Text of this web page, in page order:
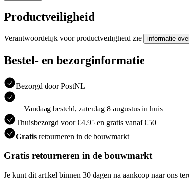
Productveiligheid
Verantwoordelijk voor productveiligheid zie informatie
Bestel- en bezorginformatie
Bezorgd door PostNL
Vandaag besteld, zaterdag 8 augustus in huis
Thuisbezorgd voor €4.95 en gratis vanaf €50
Gratis retourneren in de bouwmarkt
Gratis retourneren in de bouwmarkt
Je kunt dit artikel binnen 30 dagen na aankoop naar ons